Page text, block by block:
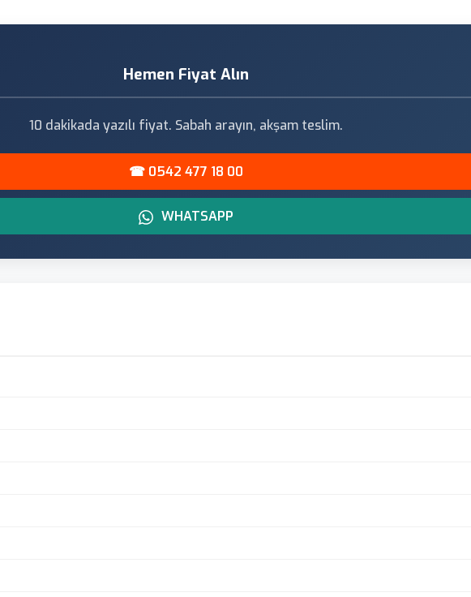
Hemen Fiyat Alın
10 dakikada yazılı fiyat. Sabah arayın, akşam teslim.
☎ 0542 477 18 00
WHATSAPP